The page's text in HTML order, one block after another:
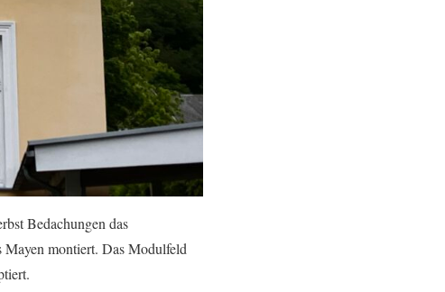
Bedachungen das
Mayen montiert. Das Modulfeld